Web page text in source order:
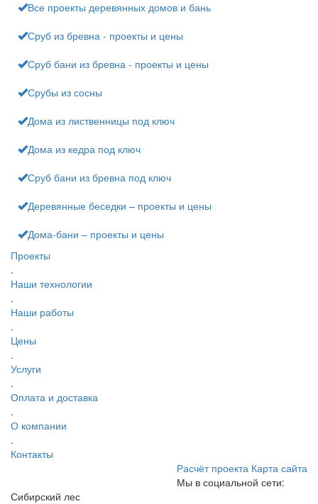
Все проекты деревянных домов и бань
Сруб из бревна - проекты и цены
Сруб бани из бревна - проекты и цены
Срубы из сосны
Дома из лиственницы под ключ
Дома из кедра под ключ
Сруб бани из бревна под ключ
Деревянные беседки – проекты и цены
Дома-бани – проекты и цены
Проекты
.
Наши технологии
.
Наши работы
.
Цены
.
Услуги
.
Оплата и доставка
.
О компании
.
Контакты
Расчёт проекта Карта сайта
Мы в социальной сети:
Сибирский лес